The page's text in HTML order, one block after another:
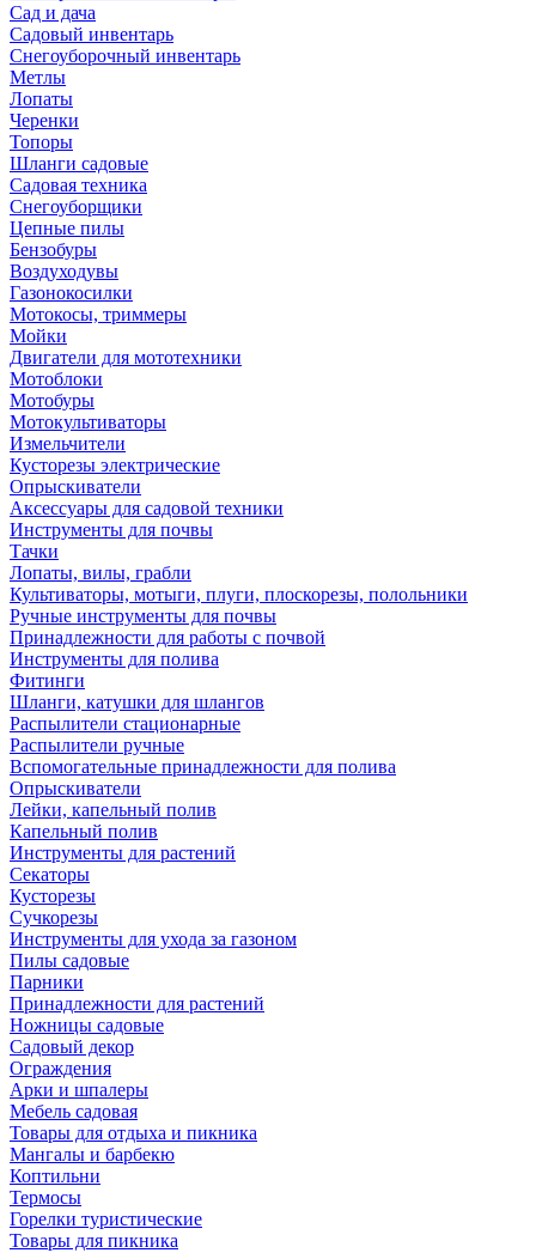
Сад и дача
Садовый инвентарь
Снегоуборочный инвентарь
Метлы
Лопаты
Черенки
Топоры
Шланги садовые
Садовая техника
Снегоуборщики
Цепные пилы
Бензобуры
Воздуходувы
Газонокосилки
Мотокосы, триммеры
Мойки
Двигатели для мототехники
Мотоблоки
Мотобуры
Мотокультиваторы
Измельчители
Кусторезы электрические
Опрыскиватели
Аксессуары для садовой техники
Инструменты для почвы
Тачки
Лопаты, вилы, грабли
Культиваторы, мотыги, плуги, плоскорезы, полольники
Ручные инструменты для почвы
Принадлежности для работы с почвой
Инструменты для полива
Фитинги
Шланги, катушки для шлангов
Распылители стационарные
Распылители ручные
Вспомогательные принадлежности для полива
Опрыскиватели
Лейки, капельный полив
Капельный полив
Инструменты для растений
Секаторы
Кусторезы
Сучкорезы
Инструменты для ухода за газоном
Пилы садовые
Парники
Принадлежности для растений
Ножницы садовые
Садовый декор
Ограждения
Арки и шпалеры
Мебель садовая
Товары для отдыха и пикника
Мангалы и барбекю
Коптильни
Термосы
Горелки туристические
Товары для пикника